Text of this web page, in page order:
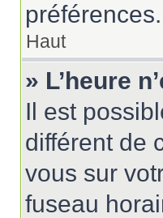
préférences.
Haut
» L’heure
Il est
différent de
vous sur
fuseau